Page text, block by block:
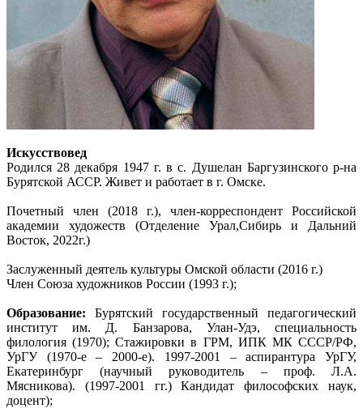
Искусствовед
Родился 28 декабря 1947 г. в с. Душелан Баргузинского р-на
Бурятской АССР. Живет и работает в г. Омске.
Почетный член (2018 г.), член-корреспондент Российской
академии художеств (Отделение Урал,Сибирь и Дальний
Восток, 2022г.)
Заслуженный деятель культуры Омской области (2016 г.)
Член Союза художников России (1993 г.);
Образование: Бурятский государственный педагогический
институт им. Д. Банзарова, Улан-Удэ, специальность
филология (1970); Стажировки в ГРМ, ИПК МК СССР/РФ,
УрГУ (1970-е – 2000-е). 1997-2001 – аспирантура УрГУ,
Екатеринбург (научный руководитель – проф. Л.А.
Мясникова). (1997-2001 гг.) Кандидат философских наук,
доцент);